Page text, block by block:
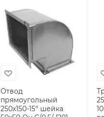
Отвод
прямоугольный
250х150-15° шейка